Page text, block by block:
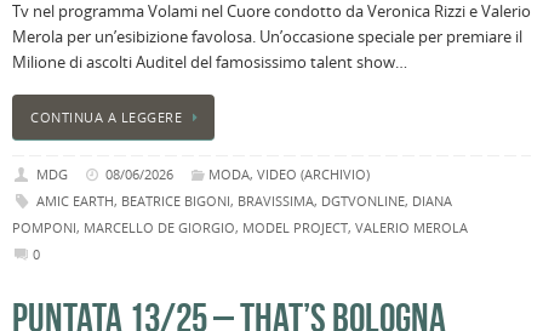
Tv nel programma Volami nel Cuore condotto da Veronica Rizzi e Valerio
Merola per un’esibizione favolosa. Un’occasione speciale per premiare il
Milione di ascolti Auditel del famosissimo talent show…
CONTINUA A LEGGERE
MDG 08/06/2026 MODA, VIDEO (ARCHIVIO)
AMIC EARTH, BEATRICE BIGONI, BRAVISSIMA, DGTVONLINE, DIANA
POMPONI, MARCELLO DE GIORGIO, MODEL PROJECT, VALERIO MEROLA
0
PUNTATA 13/25 – THAT’S BOLOGNA